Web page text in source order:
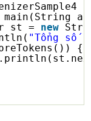
{
main(String
st = new
"Tổng số
{